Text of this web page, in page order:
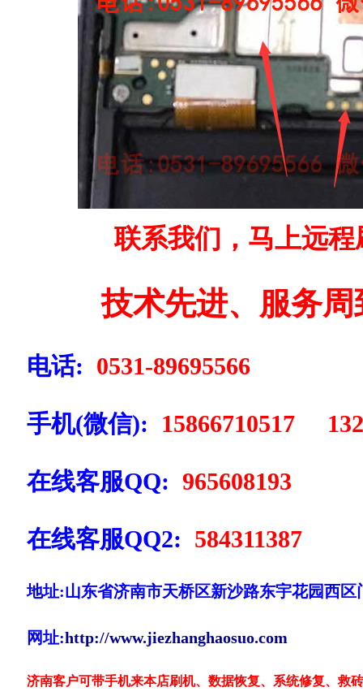
联系我们，马上远
技术先进、服务
电话: 0531-89695566
手机(微信): 15866710517
在线客服QQ: 965608193
在线客服QQ2: 584311387
地址:山东省济南市天桥区新沙路东宇花园西区
网址:http://www.jiezhanghaosuo.com
济南客户可带手机来本店刷机、数据恢复、系统修复、救